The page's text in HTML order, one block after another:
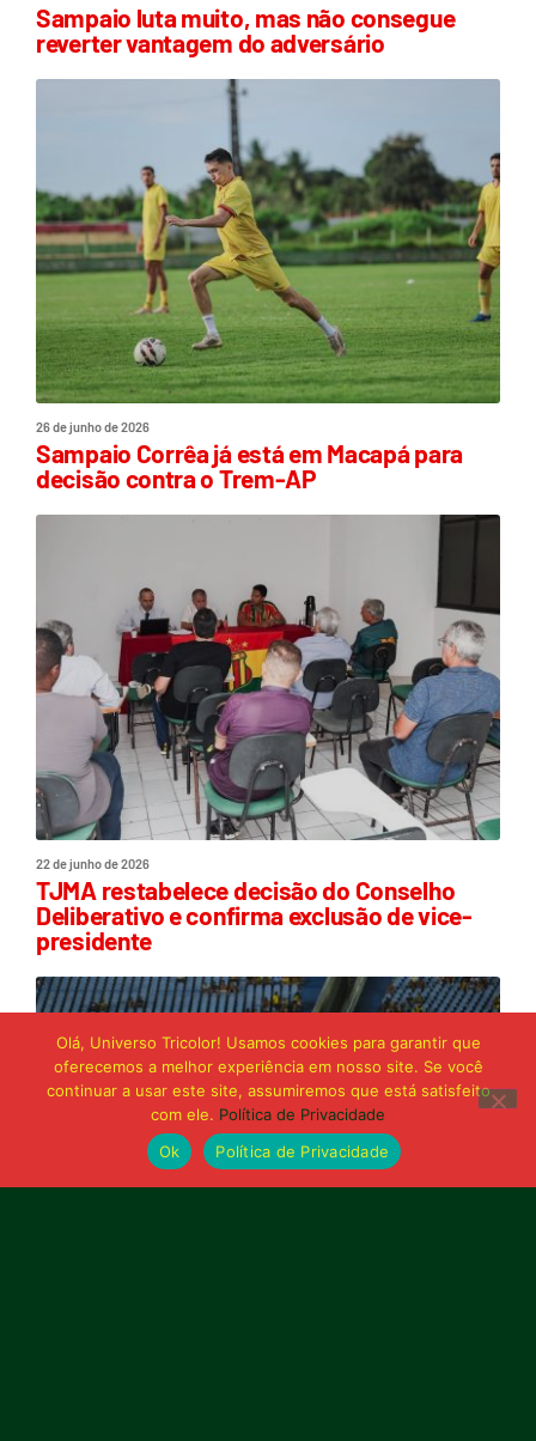
Sampaio luta muito, mas não consegue
reverter vantagem do adversário
26 de junho de 2026
Sampaio Corrêa já está em Macapá para
decisão contra o Trem-AP
22 de junho de 2026
TJMA restabelece decisão do Conselho
Deliberativo e confirma exclusão de vice-
presidente
Olá, Universo Tricolor! Usamos cookies para garantir que
oferecemos a melhor experiência em nosso site. Se você
continuar a usar este site, assumiremos que está satisfeito
com ele. Política de Privacidade
Ok
Política de Privacidade